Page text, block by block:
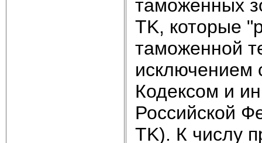
таможенных
TK, которые
таможенной
исключением
Кодексом и
Российской
TK). К числу